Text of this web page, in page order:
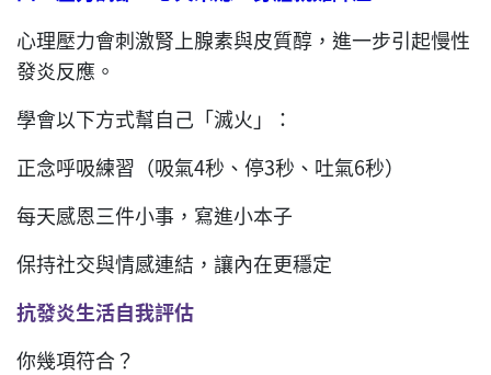
心理壓力會刺激腎上腺素與皮質醇，進一步引起慢性
發炎反應。
學會以下方式幫自己「滅火」：
正念呼吸練習（吸氣4秒、停3秒、吐氣6秒）
每天感恩三件小事，寫進小本子
保持社交與情感連結，讓內在更穩定
抗發炎生活自我評估
你幾項符合？